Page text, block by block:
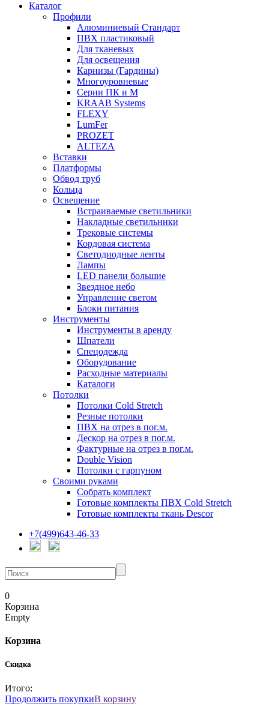
Каталог
Профили
Алюминиевый Стандарт
ПВХ пластиковый
Для тканевых
Для освещения
Карнизы (Гардины)
Многоуровневые
Серии ПК и М
KRAAB Systems
FLEXY
LumFer
PROZET
ALTEZA
Вставки
Платформы
Обвод труб
Кольца
Освещение
Встраиваемые светильники
Накладные светильники
Трековые системы
Кордовая система
Светодиодные ленты
Лампы
LED панели большие
Звездное небо
Управление светом
Блоки питания
Инструменты
Инструменты в аренду
Шпатели
Спецодежда
Оборудование
Расходные материалы
Каталоги
Потолки
Потолки Cold Stretch
Резные потолки
ПВХ на отрез в пог.м.
Дескор на отрез в пог.м.
Фактурные на отрез в пог.м.
Double Vision
Потолки с гарпуном
Своими руками
Собрать комплект
Готовые комплекты ПВХ Cold Stretch
Готовые комплекты ткань Descor
+7(499)643-46-33
0
Корзина
Empty
Корзина
Скидка
Итого:
Продолжить покупкиВ корзину